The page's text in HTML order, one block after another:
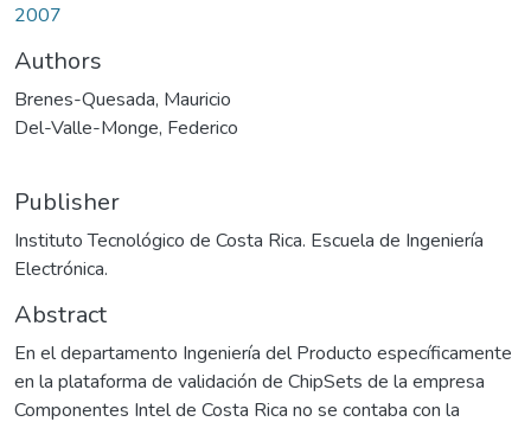
2007
Authors
Brenes-Quesada, Mauricio
Del-Valle-Monge, Federico
Publisher
Instituto Tecnológico de Costa Rica. Escuela de Ingeniería
Electrónica.
Abstract
En el departamento Ingeniería del Producto específicamente
en la plataforma de validación de ChipSets de la empresa
Componentes Intel de Costa Rica no se contaba con la